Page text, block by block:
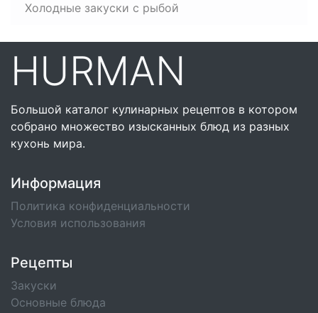
Холодные закуски с рыбой
HURMAN
Большой каталог кулинарных рецептов в котором
собрано множество изысканных блюд из разных
кухонь мира.
Информация
Политика конфиденциальности
Условия использования
Рецепты
Закуски
Основные блюда